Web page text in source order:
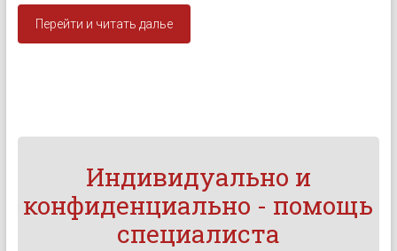
Перейти и читать далье
Индивидуально и
конфиденциально - помощь
специалиста